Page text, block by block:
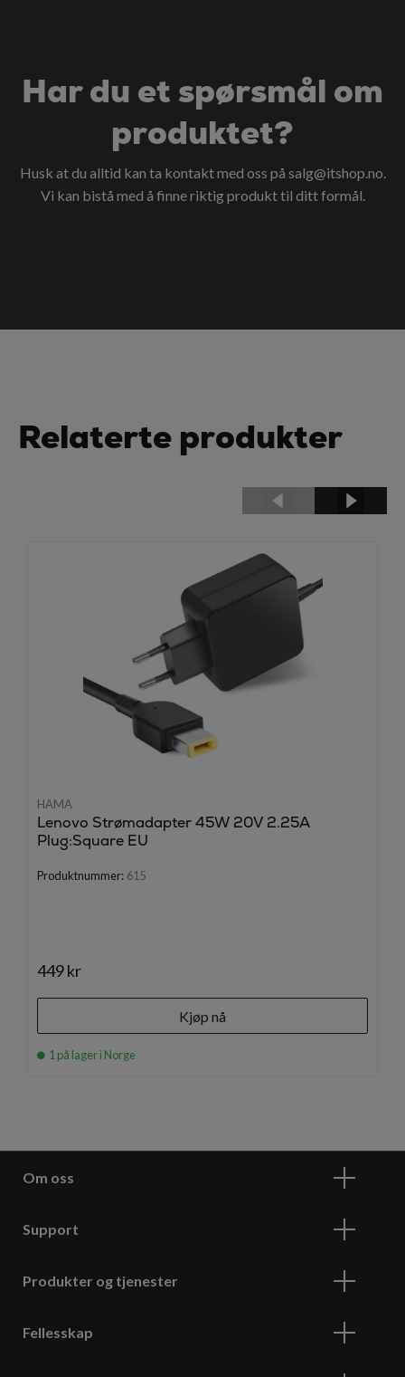
Har du et spørsmål om
produktet?
Husk at du alltid kan ta kontakt med oss på salg@itshop.no.
Vi kan bistå med å finne riktig produkt til ditt formål.
Relaterte produkter
HAMA
Lenovo Strømadapter 45W 20V 2.25A
Plug:Square EU
Produktnummer: 615
449 kr
Kjøp nå
1 på lager i Norge
Om oss
Support
Produkter og tjenester
Fellesskap